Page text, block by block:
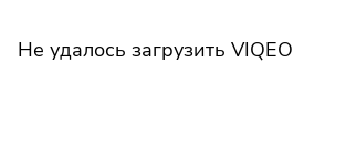
Не удалось загрузить VIQEO